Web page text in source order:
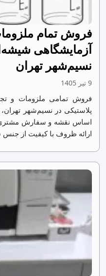
فروش تمام
آزمایشگاهی
نسیم‌شهر تهران
9 تیر 1405
فروش تمامی ملزومات و
پلاستیکی در نسیم‌شهر تهران،
اساس نقشه و سفارش
ارائه ظروف با کیفیت از